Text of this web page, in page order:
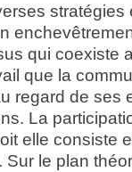
stratégies
qui coexiste
que la
regard de ses
La
elle consiste
le plan